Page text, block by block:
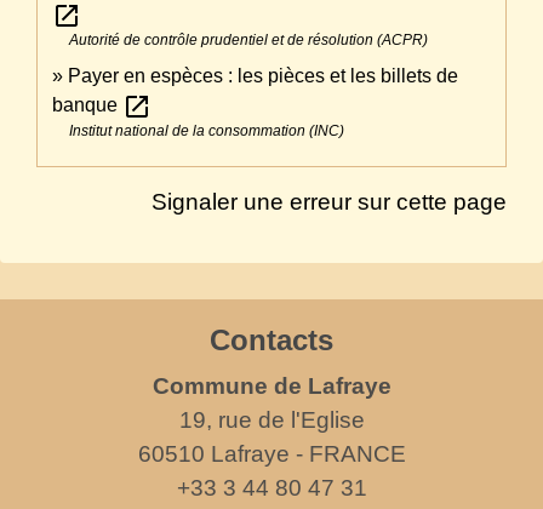
open_in_new
Autorité de contrôle prudentiel et de résolution (ACPR)
Payer en espèces : les pièces et les billets de
banque open_in_new
Institut national de la consommation (INC)
Signaler une erreur sur cette page
Contacts
Commune de Lafraye
19, rue de l'Eglise
60510 Lafraye - FRANCE
+33 3 44 80 47 31